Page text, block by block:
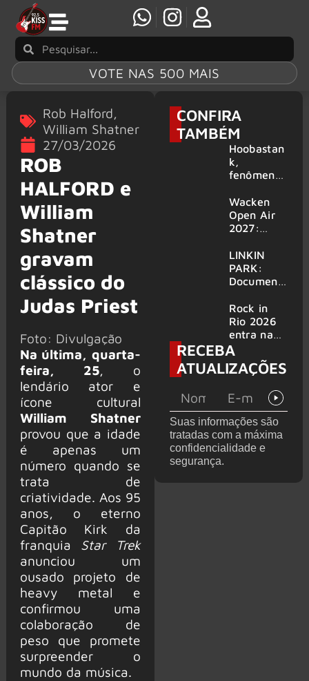
VOTE NAS 500 MAIS
Rob Halford,
William Shatner
27/03/2026
ROB
HALFORD e
William
Shatner
gravam
clássico do
Judas Priest
Foto: Divulgação
Na última, quarta-
feira, 25, o
lendário ator e
ícone cultural
William Shatner
provou que a idade
é apenas um
número quando se
trata de
criatividade. Aos 95
anos, o eterno
Capitão Kirk da
franquia Star Trek
anunciou um
ousado projeto de
heavy metal e
confirmou uma
colaboração de
peso que promete
surpreender o
mundo da música.
CONFIRA
TAMBÉM
Hoobastan
k,
fenômeno
rock anos
2000,
volta ao
6 shows
Wacken
Open Air
2027:
amplia
line-up e
já
mais de 50
bandas
LINKIN
PARK:
Document
‘Unshatter’
e álbum ao
vivo são
anunciados
Rock in
Rio 2026
entra na
reta final
com
Cidade do
montagem
acelerada
e line-up
completo
confirmad
RECEBA
ATUALIZAÇÕES
Suas informações são
tratadas com a máxima
confidencialidade e
segurança.